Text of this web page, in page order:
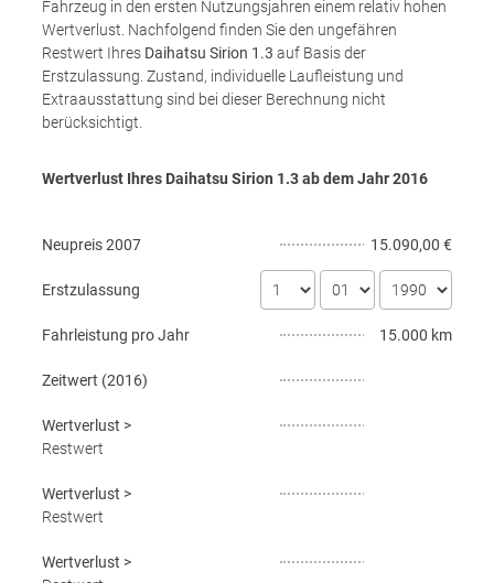
Fahrzeug in den ersten Nutzungsjahren einem relativ hohen
Wertverlust. Nachfolgend finden Sie den ungefähren
Restwert Ihres Daihatsu Sirion 1.3 auf Basis der
Erstzulassung. Zustand, individuelle Laufleistung und
Extraausstattung sind bei dieser Berechnung nicht
berücksichtigt.
Wertverlust Ihres Daihatsu Sirion 1.3 ab dem Jahr2016
Neupreis2007 15.090,00 €
Erstzulassung
Fahrleistung pro Jahr 15.000 km
Zeitwert (2016)
Wertverlust >
Restwert
Wertverlust >
Restwert
Wertverlust >